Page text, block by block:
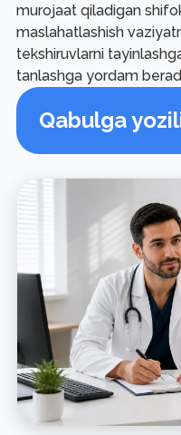
murojaat qiladigan
maslahatlashish
tekshiruvlarni
tanlashga yordam
Qabulga